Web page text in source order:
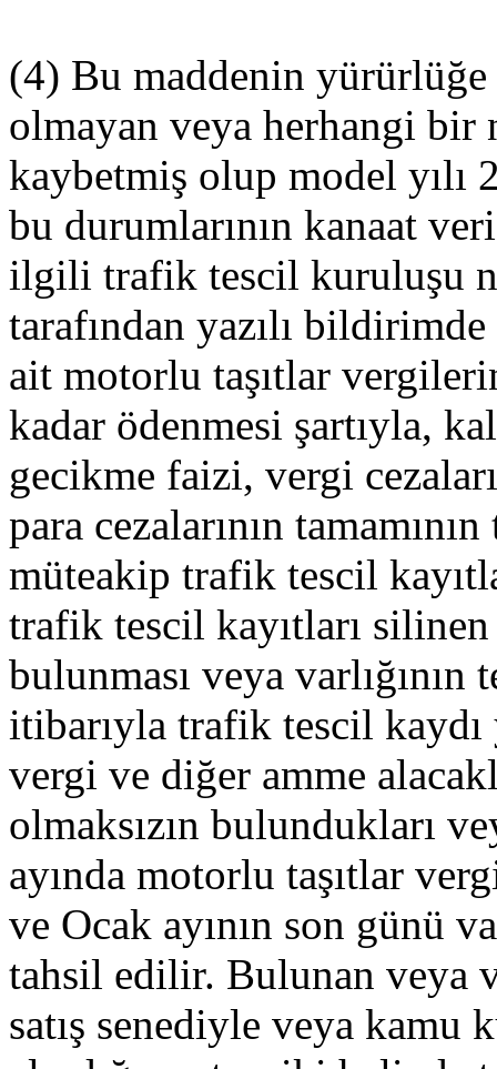
(4) Bu maddenin
olmayan veya herhangi bir
kaybetmiş olup model yılı
bu durumlarının kanaat
ilgili trafik tescil kuruluşu
tarafından yazılı
ait motorlu taşıtlar
kadar ödenmesi şartıyla,
gecikme faizi, vergi
para cezalarının
müteakip trafik tescil
trafik tescil kayıtları
bulunması veya
itibarıyla trafik tescil
vergi ve diğer amme
olmaksızın bulundukları
ayında motorlu taşıtlar
ve Ocak ayının son günü
tahsil edilir. Bulunan veya
satış senediyle veya kamu